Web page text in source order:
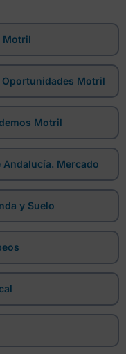
Motril
Motril
Motril
Mercado
y Suelo